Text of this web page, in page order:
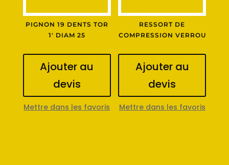
PIGNON 19 DENTS TOR
1′ DIAM 25
Ajouter au
devis
Mettre dans les favoris
RESSORT DE
COMPRESSION VERROU
Ajouter au
devis
Mettre dans les favoris